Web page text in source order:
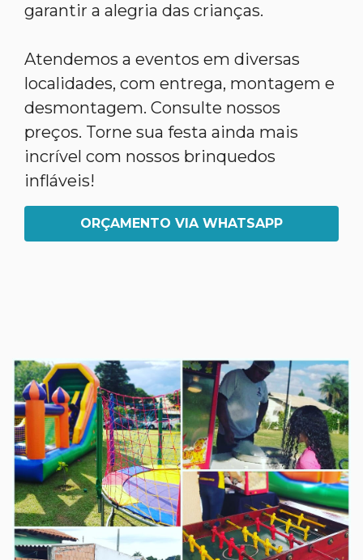
garantir a alegria das crianças.
Atendemos a eventos em diversas
localidades, com entrega, montagem e
desmontagem. Consulte nossos
preços. Torne sua festa ainda mais
incrível com nossos brinquedos
infláveis!
ORÇAMENTO VIA WHATSAPP